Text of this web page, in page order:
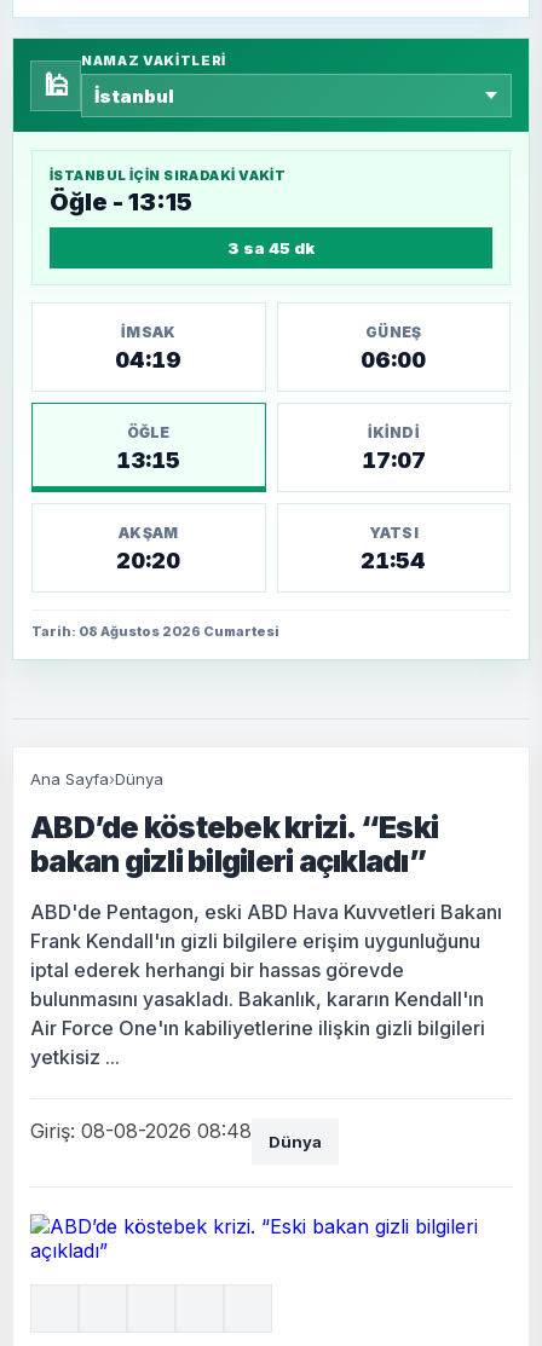
🕌
NAMAZ VAKITLERI
İSTANBUL IÇIN SIRADAKI VAKIT
Öğle - 13:15
3 sa 45 dk
İMSAK
04:19
GÜNEŞ
06:00
ÖĞLE
13:15
İKINDI
17:07
AKŞAM
20:20
YATSI
21:54
Tarih: 08 Ağustos 2026 Cumartesi
Ana Sayfa›Dünya
ABD’de köstebek krizi. “Eski
bakan gizli bilgileri açıkladı”
ABD'de Pentagon, eski ABD Hava Kuvvetleri Bakanı
Frank Kendall'ın gizli bilgilere erişim uygunluğunu
iptal ederek herhangi bir hassas görevde
bulunmasını yasakladı. Bakanlık, kararın Kendall'ın
Air Force One'ın kabiliyetlerine ilişkin gizli bilgileri
yetkisiz ...
Giriş: 08-08-2026 08:48 Dünya